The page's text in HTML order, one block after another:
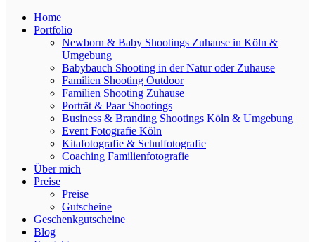
Home
Portfolio
Newborn & Baby Shootings Zuhause in Köln &
Umgebung
Babybauch Shooting in der Natur oder Zuhause
Familien Shooting Outdoor
Familien Shooting Zuhause
Porträt & Paar Shootings
Business & Branding Shootings Köln & Umgebung
Event Fotografie Köln
Kitafotografie & Schulfotografie
Coaching Familienfotografie
Über mich
Preise
Preise
Gutscheine
Geschenkgutscheine
Blog